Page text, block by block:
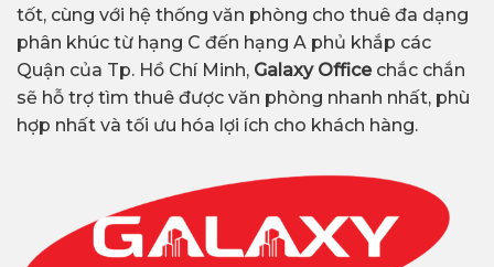
tốt, cùng với hệ thống văn phòng cho thuê đa dạng
phân khúc từ hạng C đến hạng A phủ khắp các
Quận của Tp. Hồ Chí Minh, Galaxy Office chắc chắn
sẽ hỗ trợ tìm thuê được văn phòng nhanh nhất, phù
hợp nhất và tối ưu hóa lợi ích cho khách hàng.